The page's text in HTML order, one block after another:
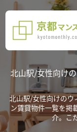
北山駅/女性向け
北山駅/女性向けのウ
ン賃貸物件一覧を掲
介。こ